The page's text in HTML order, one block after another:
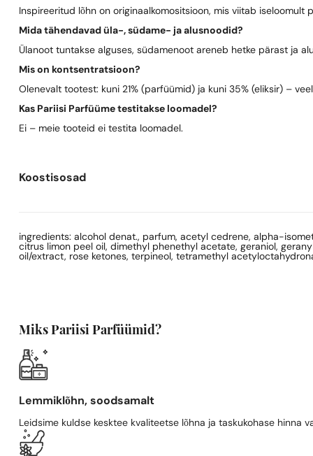
Inspireeritud lõhn on originaalkomositsioon, mis viitab
Mida tähendavad üla-, südame- ja alusnoodid?
Ülanoot tuntakse alguses, südamenoot areneb hetke pärast ja
Mis on kontsentratsioon?
Olenevalt tootest: kuni 21% (parfüümid) ja kuni 35% (eliksir) –
Kas Pariisi Parfüüme testitakse loomadel?
Ei – meie tooteid ei testita loomadel.
Koostisosad
ingredients: alcohol denat., parfum, acetyl cedrene, alpha-
citrus limon peel oil, dimethyl phenethyl acetate, geraniol,
oil/extract, rose ketones, terpineol, tetramethyl
Miks Pariisi Parfüümid?
Lemmiklõhn, soodsamalt
Leidsime kuldse kesktee kvaliteetse lõhna ja taskukohase hinna